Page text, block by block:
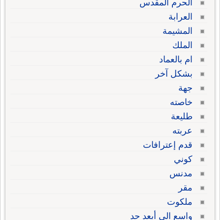
الحرم المقدس
العرابة
المشيمة
الملك
ام بالعماد
بشكل آخر
جهة
خاصته
طليعة
عربته
قدم إعترافات
كوني
مدنس
مقر
ملكوت
واسع الى أبعد حد